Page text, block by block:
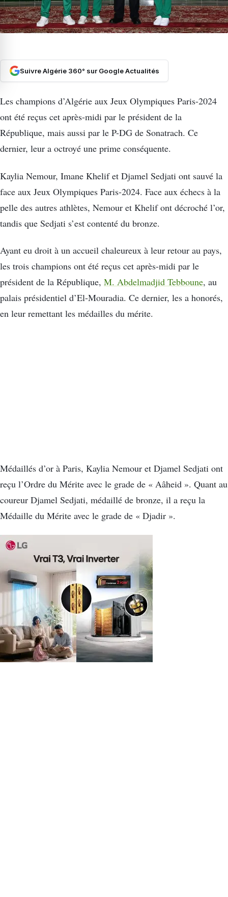
Suivre Algérie 360° sur Google Actualités
Les champions d’Algérie aux Jeux Olympiques Paris-2024
ont été reçus cet après-midi par le président de la
République, mais aussi par le P-DG de Sonatrach. Ce
dernier, leur a octroyé une prime conséquente.
Kaylia Nemour, Imane Khelif et Djamel Sedjati ont sauvé la
face aux Jeux Olympiques Paris-2024. Face aux échecs à la
pelle des autres athlètes, Nemour et Khelif ont décroché l’or,
tandis que Sedjati s’est contenté du bronze.
Ayant eu droit à un accueil chaleureux à leur retour au pays,
les trois champions ont été reçus cet après-midi par le
président de la République, M. Abdelmadjid Tebboune, au
palais présidentiel d’El-Mouradia. Ce dernier, les a honorés,
en leur remettant les médailles du mérite.
Médaillés d’or à Paris, Kaylia Nemour et Djamel Sedjati ont
reçu l’Ordre du Mérite avec le grade de « Aâheid ». Quant au
coureur Djamel Sedjati, médaillé de bronze, il a reçu la
Médaille du Mérite avec le grade de « Djadir ».